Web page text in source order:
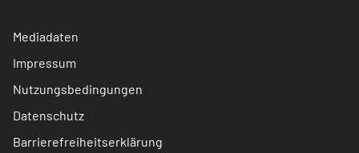
Mediadaten
Impressum
Nutzungsbedingungen
Datenschutz
Barrierefreiheitserklärung